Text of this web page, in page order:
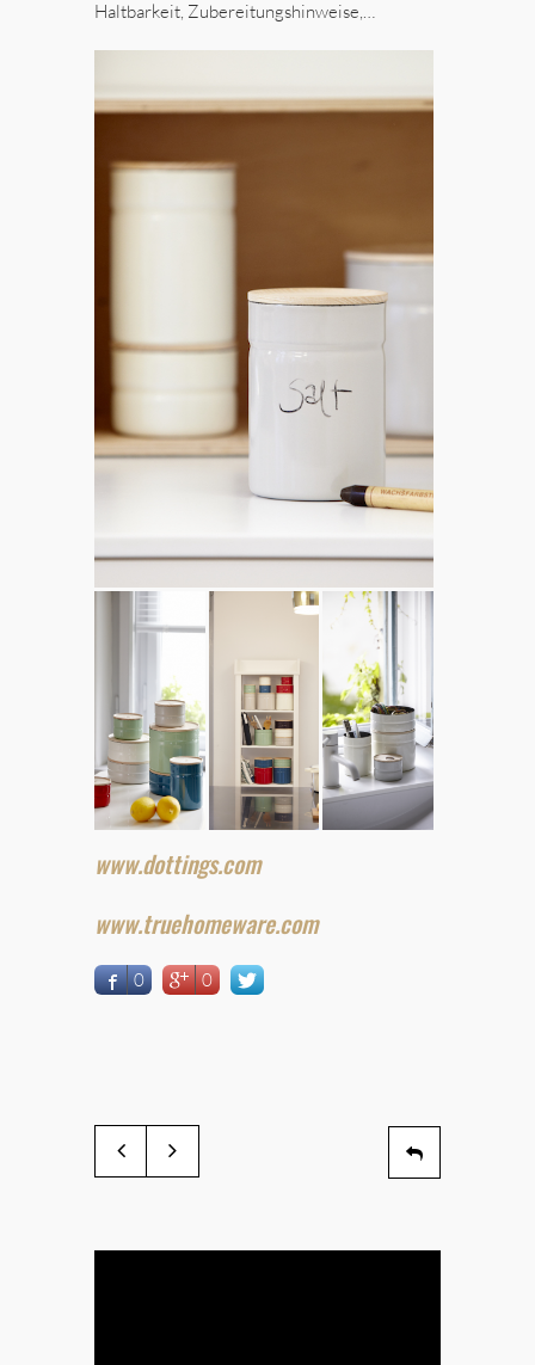
Haltbarkeit, Zubereitungshinweise,…
www.dottings.com
www.truehomeware.com
0 0